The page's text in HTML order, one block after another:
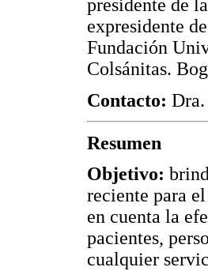
presidente de
expresidente
Fundación
Colsánitas.
Contacto:
Resumen
Objetivo:
reciente para
en cuenta la
pacientes,
cualquier